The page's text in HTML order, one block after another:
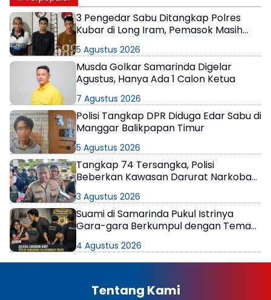
3 Pengedar Sabu Ditangkap Polres
Kubar di Long Iram, Pemasok Masih
5 Agustus 2026
Musda Golkar Samarinda Digelar
Agustus, Hanya Ada 1 Calon Ketua
7 Agustus 2026
Polisi Tangkap DPR Diduga Edar Sabu di
Manggar Balikpapan Timur
5 Agustus 2026
Tangkap 74 Tersangka, Polisi
Beberkan Kawasan Darurat Narkoba
3 Agustus 2026
Suami di Samarinda Pukul Istrinya
Gara-gara Berkumpul dengan Teman
4 Agustus 2026
Tentang Kami